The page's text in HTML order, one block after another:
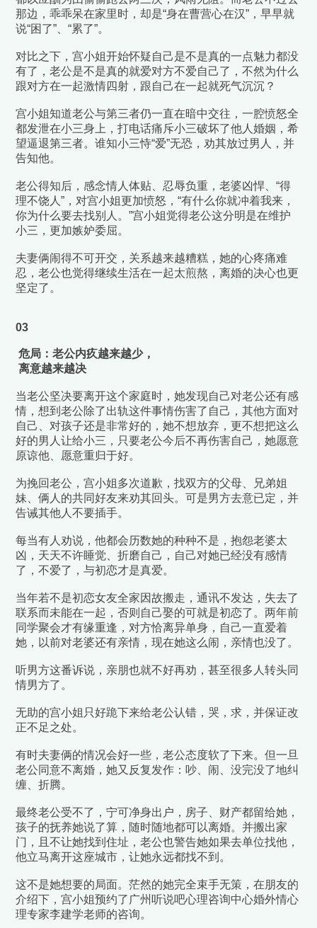
那边，乖乖呆在家里时，却是“身在曹营心在汉”，早早就
说“困了”、“累了”。
对比之下，宫小姐开始怀疑自己是不是真的一点魅力都没
有了，老公是不是真的就爱对方不爱自己了，不然为什么
跟对方在一起激情四射，跟自己在一起就死气沉沉？
宫小姐知道老公与第三者仍一直在暗中交往，一腔愤怒全
都发泄在小三身上，打电话痛斥小三破坏了他人婚姻，希
望逼退第三者。谁知小三恃“爱”无恐，劝其放过男人，并
告知他。
老公得知后，感念情人体贴、忍辱负重，老婆凶悍、“得
理不饶人”，对宫小姐更加愤怒，“有什么你就冲着我来，
你为什么要去找别人。”宫小姐觉得老公这分明是在维护
小三，更加嫉妒委屈。
夫妻俩闹得不可开交，关系越来越糟糕，她的心疼痛难
忍，老公也觉得继续生活在一起太煎熬，离婚的决心也更
坚定了。
03
危局：老公内疚越来越少，
离意越来越决
当老公坚决要离开这个家庭时，她发现自己对老公还有感
情，想到老公除了出轨这件事情伤害了自己，其他方面对
自己、对孩子还是非常好的，她不想放弃，更不想把这么
好的男人让给小三，只要老公今后不再伤害自己，她愿意
原谅他、愿意重归于好。
为挽回老公，宫小姐多次道歉，找双方的父母、兄弟姐
妹、俩人的共同好友来劝其回头。可是男方去意已定，并
告诫其他人不要插手。
每当有人劝说，他都会历数她的种种不是，抱怨老婆太
凶，天天不许睡觉、折磨自己，自己对她已经没有感情
了，不爱了，与初恋才是真爱。
当年若不是初恋女友全家因故搬走，通讯不发达，失去了
联系而未能在一起，否则自己娶的可就是初恋了。两年前
同学聚会才有缘重逢，对方恰离异单身，自己一直爱着
她，以前对老婆还有亲情，现在她这么闹，亲情也没了。
听男方这番诉说，亲朋也就不好再劝，甚至很多人转头同
情男方了。
无助的宫小姐只好跪下来给老公认错，哭，求，并保证改
正不足之处。
有时夫妻俩的情况会好一些，老公态度软了下来。但一旦
老公同意不离婚，她又反复发作：吵、闹、没完没了地纠
缠、折腾。
最终老公受不了，宁可净身出户，房子、财产都留给她，
孩子的抚养她说了算，随时随地都可以离婚。并搬出家
门，且不让她找到住址，老公也警告她如果去单位找他，
他立马离开这座城市，让她永远都找不到。
这不是她想要的局面。茫然的她完全束手无策，在朋友的
介绍下，宫小姐预约了广州听说吧心理咨询中心婚外情心
理专家李建学老师的咨询。